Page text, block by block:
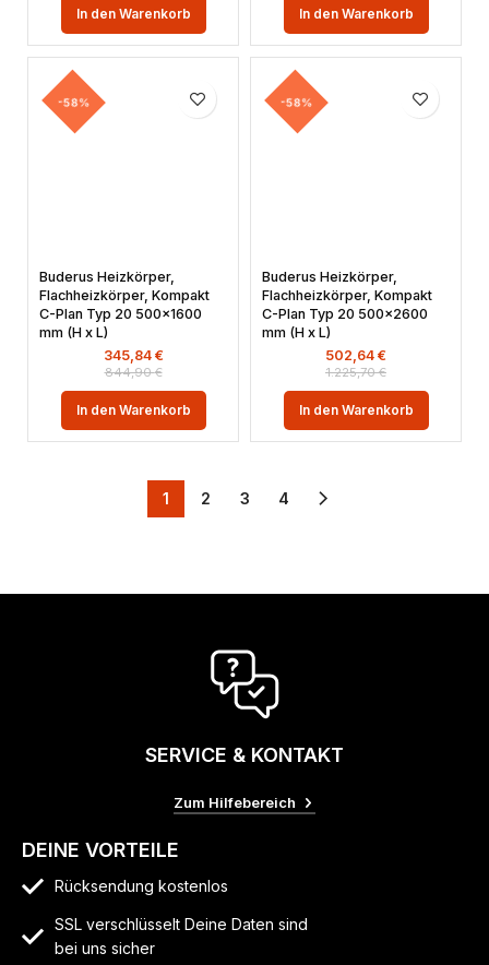
In den Warenkorb In den Warenkorb
-58%
Buderus Heizkörper,
Flachheizkörper, Kompakt
C-Plan Typ 20 500×1600
mm (H x L)
844,90€
345,84 €
In den Warenkorb
-58%
Buderus Heizkörper,
Flachheizkörper, Kompakt
C-Plan Typ 20 500×2600
mm (H x L)
1.225,70€
502,64 €
In den Warenkorb
1 2 3 4
SERVICE & KONTAKT
Zum Hilfebereich
DEINE VORTEILE
Rücksendung kostenlos
SSL verschlüsselt Deine Daten sind
bei uns sicher